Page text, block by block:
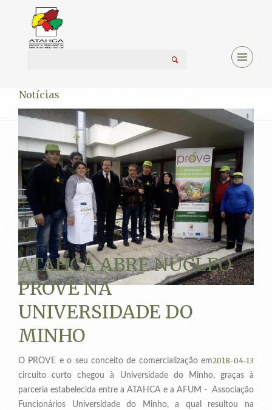
Notícias
ATAHCA ABRE NÚCLEO
PROVE NA
UNIVERSIDADE DO
MINHO
2018-04-13
O PROVE e o seu conceito de comercialização em
circuito curto chegou à Universidade do Minho, graças à
parceria estabelecida entre a ATAHCA e a AFUM - Associação
Funcionários Universidade do Minho, a qual resultou na